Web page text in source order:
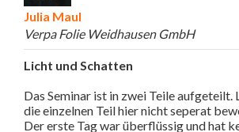
Julia Maul
Verpa Folie Weidhausen GmbH
Licht und Schatten
Das Seminar ist in zwei Teile aufgeteilt.
die einzelnen Teil hier nicht seperat
Der erste Tag war überflüssig und hat